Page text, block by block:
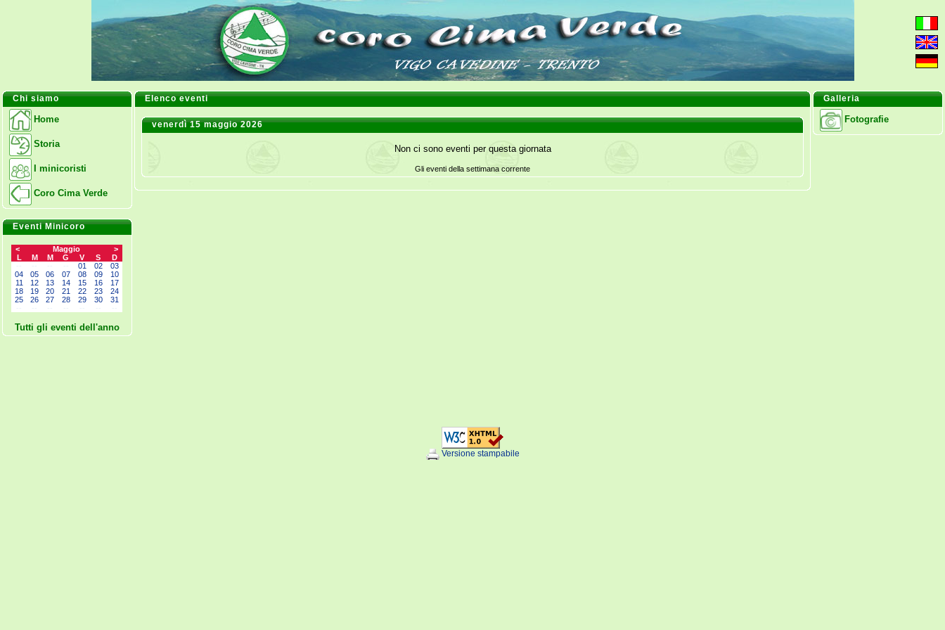
Chi siamo
Home
Storia
I minicoristi
Coro Cima Verde
Eventi Minicoro
< Maggio
>
L
M M G V S
D
01 02
03
04
05 06 07 08 09
10
11
12 13 14 15 16
17
18
19 20 21 22 23
24
25
26 27 28 29 30
31
Tutti gli eventi dell'anno
Elenco eventi
venerdì 15 maggio 2026
Non ci sono eventi per questa giornata
Gli eventi della settimana corrente
Galleria
Fotografie
Versione stampabile